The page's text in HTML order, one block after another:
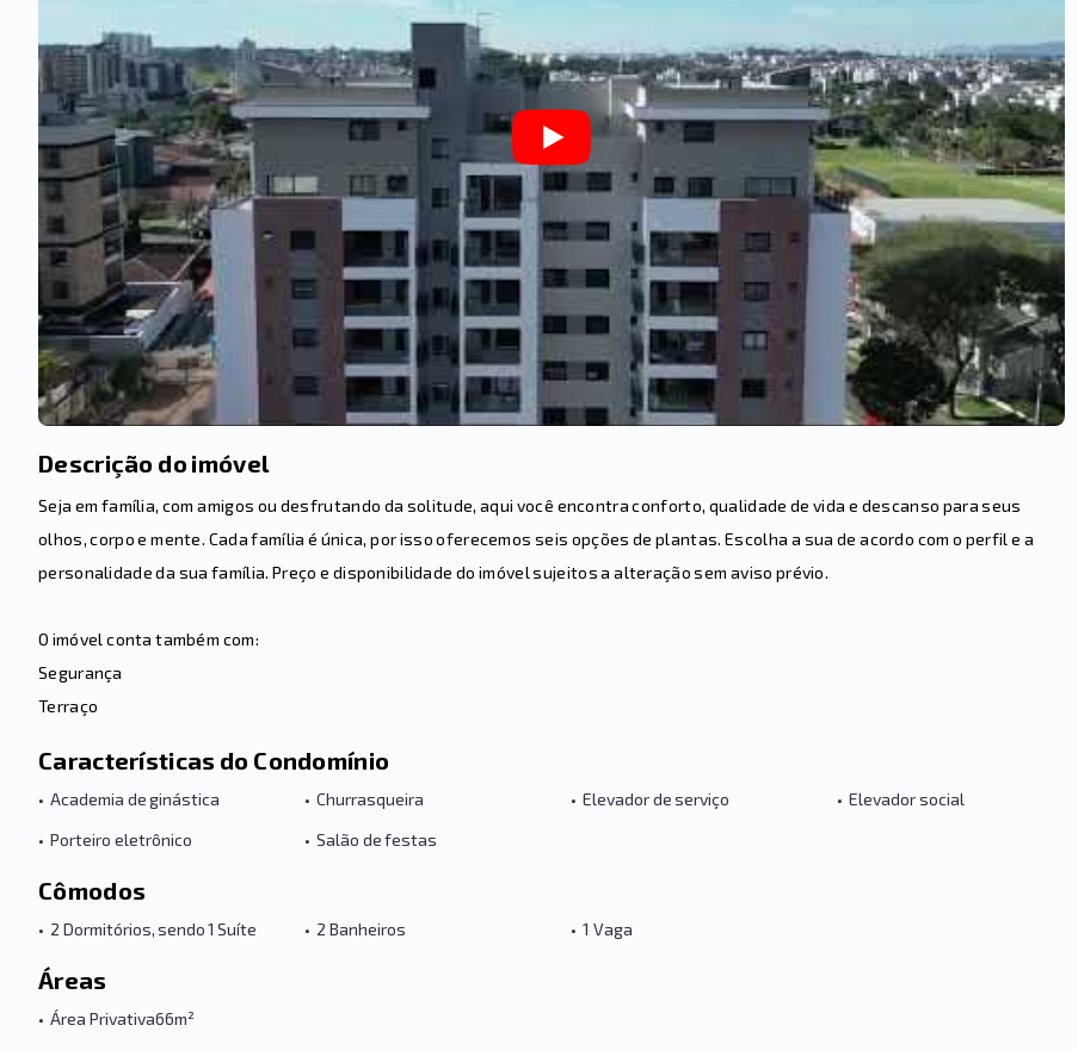
Descrição do imóvel
Seja em família, com amigos ou desfrutando da solitude, aqui você encontra conforto, qualidade de vida e descanso para seus
olhos, corpo e mente. Cada família é única, por isso oferecemos seis opções de plantas. Escolha a sua de acordo com o perfil e a
personalidade da sua família. Preço e disponibilidade do imóvel sujeitos a alteração sem aviso prévio.
O imóvel conta também com:
Segurança
Terraço
Características do Condomínio
• Academia de ginástica • Churrasqueira • Elevador de serviço • Elevador social
• Porteiro eletrônico • Salão de festas
Cômodos
• 2 Dormitórios, sendo 1 Suíte • 2 Banheiros • 1 Vaga
Áreas
• Área Privativa66m²